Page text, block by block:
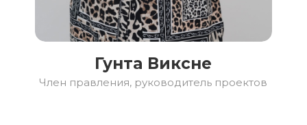
Гунта Виксне
Член правления, руководитель проектов